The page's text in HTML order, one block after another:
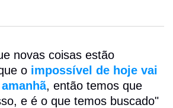
novas coisas estão
o impossível de hoje vai
, então temos que
e é o que temos buscado"